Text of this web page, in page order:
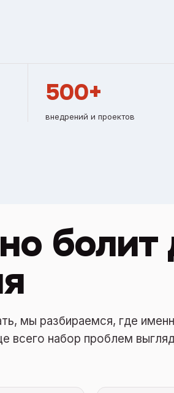
500+
внедрений и проектов
болит
мы разбираемся, где
всего набор проблем